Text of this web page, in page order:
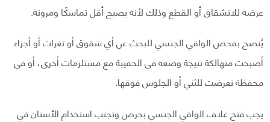
عرضة للانشقاق أو القطع وذلك لأنه يصبح أقل تماسكًا ومرونة.
يُنصح بفحص الواقي الجنسي للبحث عن أي شقوق أو ثغرات أو أجزاء
أصبحت متهالكة نتيجة وضعه في الحقيبة مع مستلزمات أخرى، أو في
محفظة تعرضت للثني أو الجلوس فوقها.
يجب فتح غلاف الواقي الجنسي بحرص وتجنب استخدام الأسنان في